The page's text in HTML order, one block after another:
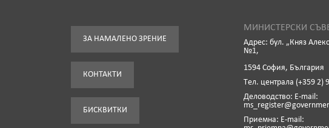
ЗА НАМАЛЕНО ЗРЕНИЕ
КОНТАКТИ
БИСКВИТКИ
МИНИСТЕРСКИ
Адрес: бул. „Княз
№1,
1594 София, България
Tел. централа (+359 2)
Деловодство: Е-mail:
Приемна: Е-mail: